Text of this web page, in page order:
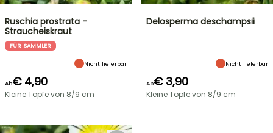
Ruschia prostrata -
Straucheiskraut
FÜR SAMMLER
Nicht lieferbar
Ab€ 4,90
Kleine Töpfe von 8/9 cm
Delosperma deschampsii
Nicht lieferbar
Ab€ 3,90
Kleine Töpfe von 8/9 cm